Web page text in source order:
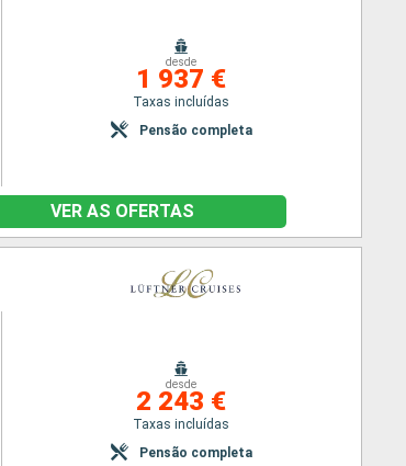
desde
1 937 €
Taxas incluídas
Pensão completa
VER AS OFERTAS
desde
2 243 €
Taxas incluídas
Pensão completa